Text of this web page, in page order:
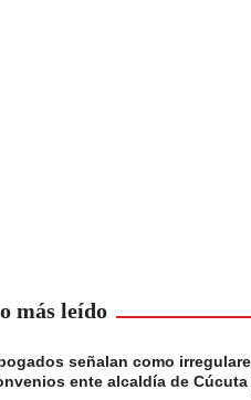
más leído
señalan como
ente alcaldía de Cúcuta